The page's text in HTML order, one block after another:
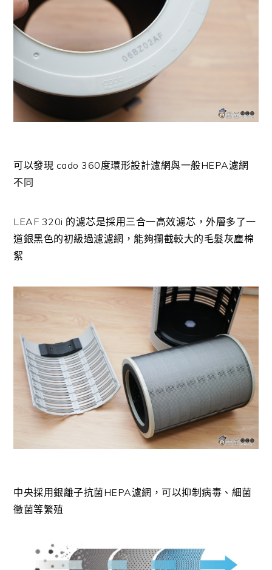
可以發現 cado 360度環形設計濾網與一般HEPA濾網
不同
LEAF 320i 的濾芯是採用三合一高效濾芯，外層多了一
道銀黑色的初級過濾濾網，能夠攔截較大的毛髮灰塵棉
絮
中央採用銀離子抗菌HEPA濾網，可以抑制病毒、細菌
黴菌等繁殖